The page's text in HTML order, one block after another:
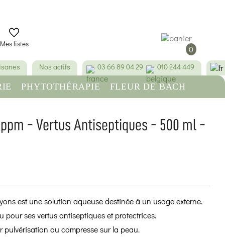
Mes listes 0
Nos actifs 03 66 89 04 29 010 244 449
PHYTOTHÉRAPIE
FLEUR DE BACH
- Vertus Antiseptiques - 500 ml -
est une solution aqueuse destinée à un usage externe.
pour ses vertus antiseptiques et protectrices.
pulvérisation ou compresse sur la peau.